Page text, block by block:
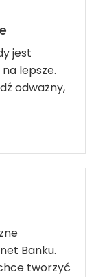
jest
lepsze.
odważny,
Banku.
tworzyć